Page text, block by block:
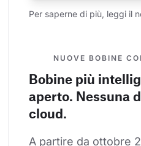
Per saperne di più, leggi il
NUOVE BOBINE
Bobine più
aperto. Nessuna
cloud.
A partire da ottobre